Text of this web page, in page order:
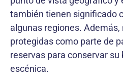
también tienen significado
algunas regiones.
protegidas como parte de
reservas para conservar
escénica.